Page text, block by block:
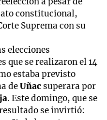
constitucional,
Suprema con su
elecciones
que se realizaron el 14
estaba previsto
deUñac superara por
. Este domingo, que se
se invirtió: